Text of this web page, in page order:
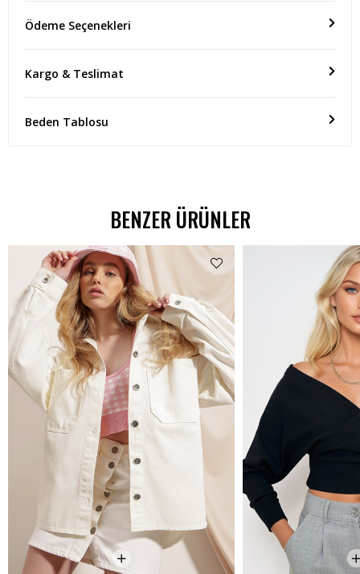
Ödeme Seçenekleri
Kargo & Teslimat
Beden Tablosu
BENZER ÜRÜNLER